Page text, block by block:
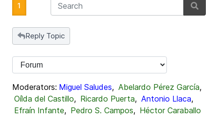
1
Reply Topic
Moderators: Miguel Saludes, Abelardo Pérez García,
Oílda del Castillo, Ricardo Puerta, Antonio Llaca,
Efraín Infante, Pedro S. Campos, Héctor Caraballo